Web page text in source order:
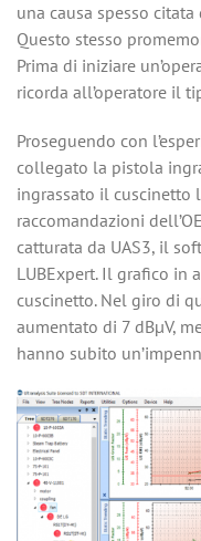
una causa spesso
Questo stesso
Prima di iniziare
ricorda all’operatore il
Proseguendo con
collegato la pistola
ingrassato il cuscinetto
raccomandazioni
catturata da UAS3, il
LUBExpert. Il grafico in
cuscinetto. Nel giro di
aumentato di 7 dBµV,
hanno subito